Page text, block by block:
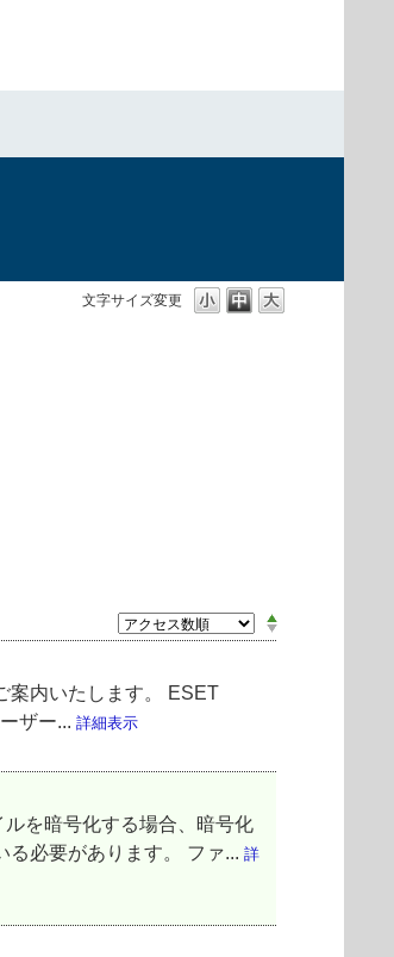
文字サイズ変更
案内いたします。 ESET
ザー... 詳細表示
を暗号化する場合、暗号化
必要があります。 ファ... 詳